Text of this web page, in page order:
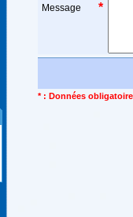
Message *
* : Données